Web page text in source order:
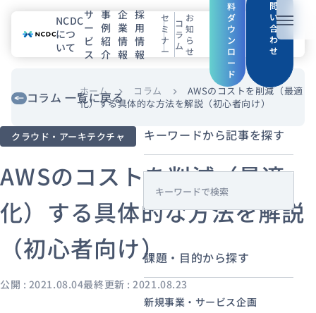
メニュ
NCDCについて
企業情報
セミナーコラム お知らせ
エンジニアブログ（Zenn）
お役立ち情報（PJ Insight）
NCDC
につ
いて
サ
ー
ビ
ス
事
例
紹
介
企
業
情
報
採
用
情
報
セ
ミ
ナ
ー
コ
ラ
ム
お
知
ら
せ
料
ダ
ウ
ン
ロ
ー
ド
問
い
合
わ
せ
コラム 一覧に戻る
ホーム chevron_right コラム chevron_right
AWSのコストを削減（最適
化）する具体的な方法を解説（初心者向け）
クラウド・アーキテクチャ
AWSのコストを削減（最適
化）する具体的な方法を解説
（初心者向け）
公開 : 2021.08.04最終更新 : 2021.08.23
キーワードから記事を探す
e
a
h
課題・目的から探す
新規事業・サービス企画